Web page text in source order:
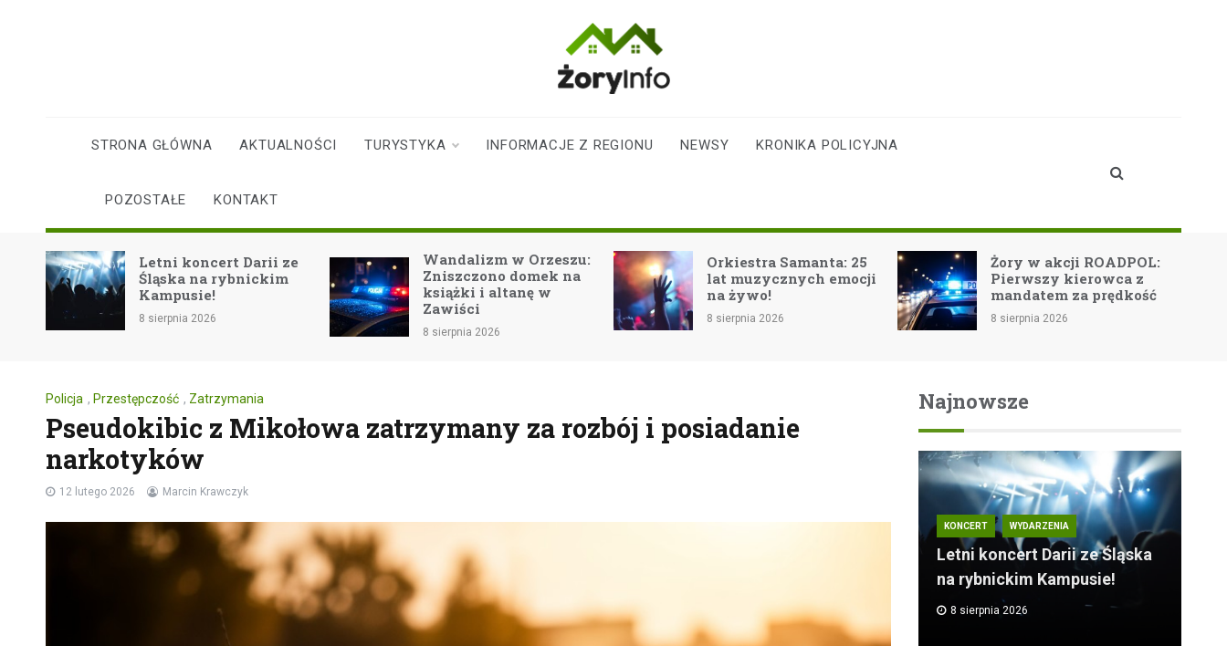
mieszkańców
Żor
STRONA GŁÓWNA AKTUALNOŚCI TURYSTYKA INFORMACJE Z REGIONU NEWSY KRONIKA POLICYJNA
POZOSTAŁE KONTAKT
Letni koncert Darii ze
Śląska na rybnickim
Kampusie!
8 sierpnia 2026
Wandalizm w Orzeszu:
Zniszczono domek na
książki i altanę w
Zawiści
8 sierpnia 2026
Orkiestra Samanta: 25
lat muzycznych emocji
na żywo!
8 sierpnia 2026
Żory w akcji ROADPOL:
Pierwszy kierowca z
mandatem za prędkość
8 sierpnia 2026
Policja , Przestępczość , Zatrzymania
Pseudokibic z Mikołowa zatrzymany za rozbój i posiadanie
narkotyków
12 lutego 2026 Marcin Krawczyk
Najnowsze
KONCERT WYDARZENIA
Letni koncert Darii ze Śląska
na rybnickim Kampusie!
8 sierpnia 2026